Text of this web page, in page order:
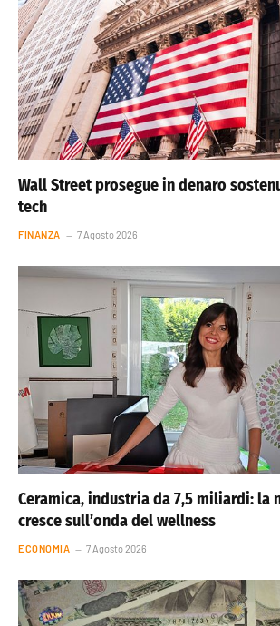
Wall Street prosegue in denaro
tech
FINANZA 7 Agosto 2026
Ceramica, industria da 7,5 miliardi: la
cresce sull’onda del wellness
ECONOMIA 7 Agosto 2026